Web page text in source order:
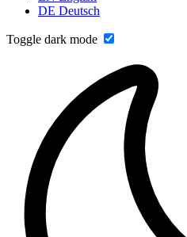
DE Deutsch
Toggle dark mode